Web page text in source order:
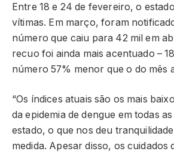
Entre 18 e 24 de fevereiro, o
vítimas. Em março, foram
número que caiu para 42 mil em
recuo foi ainda mais acentuado –
número 57% menor que o do mês
“Os índices atuais são os mais
da epidemia de dengue em todas
estado, o que nos deu
medida. Apesar disso, os cuidados